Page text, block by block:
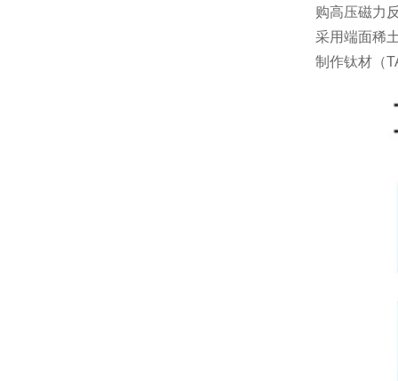
购高压磁力
采用端面稀
制作钛材（